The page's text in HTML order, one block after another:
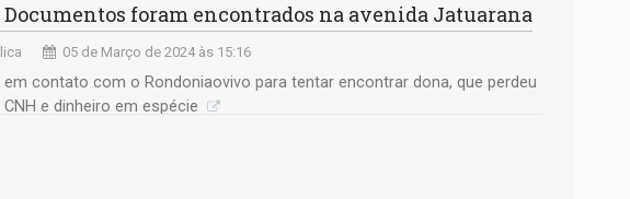
Documentos foram encontrados na avenida Jatuarana
05 de Março de 2024 às 15:16
em contato com o Rondoniaovivo para tentar encontrar dona, que perdeu
e dinheiro em espécie